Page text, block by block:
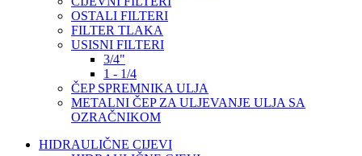
OSTALI FILTERI
FILTER TLAKA
USISNI FILTERI
3/4"
1 - 1/4
ČEP SPREMNIKA ULJA
METALNI ČEP ZA ULJEVANJE ULJA SA
OZRAČNIKOM
HIDRAULIČNE CIJEVI